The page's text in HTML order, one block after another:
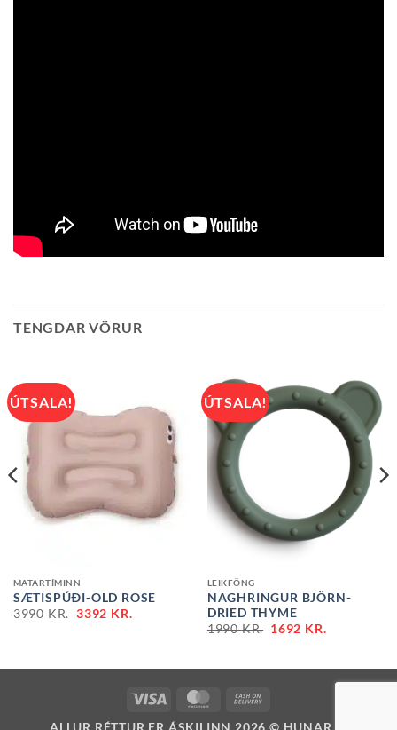
TENGDAR VÖRUR
ÚTSALA!
MATARTÍMINN
SÆTISPÚÐI-OLD ROSE
3990KR. 3392 KR.
ÚTSALA!
LEIKFÖNG
NAGHRINGUR BJÖRN-
DRIED THYME
1990KR. 1692 KR.
VISA MASTERCARD
DELIVERY
ALLUR RÉTTUR ER ÁSKILINN 2026 © HUNAR.IS